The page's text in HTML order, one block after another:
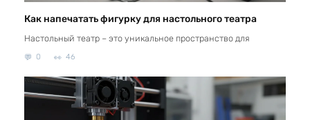
Как напечатать фигурку для настольного театра
Настольный театр – это уникальное пространство для
0 46